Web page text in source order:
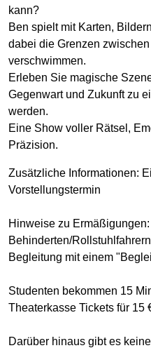
kann?
Ben spielt mit Karten,
dabei die Grenzen
verschwimmen.
Erleben Sie magische
Gegenwart und Zukunft zu
werden.
Eine Show voller Rätsel,
Präzision.
Zusätzliche Informationen:
Vorstellungstermin
Hinweise zu
Behinderten/
Begleitung mit einem
Studenten bekommen 15
Theaterkasse Tickets für 15
Darüber hinaus gibt es